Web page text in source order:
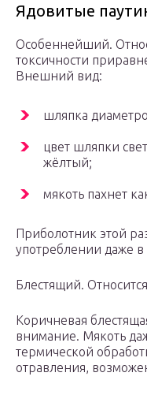
Ядовитые
Особеннейший.
токсичности
Внешний вид:
шляпка
цвет шляпки
жёлтый;
мякоть пахнет
Приболотник этой
употреблении даже в
Блестящий.
Коричневая
внимание. Мякоть
термической
отравления,